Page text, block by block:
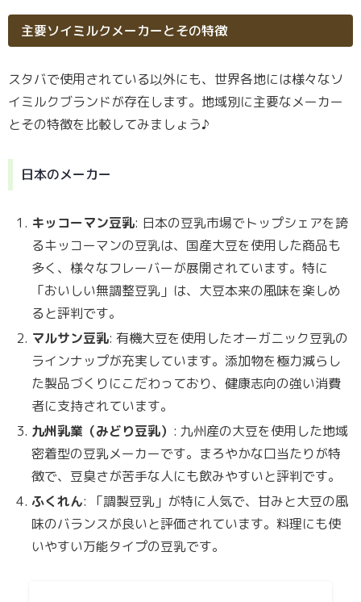
主要ソイミルクメーカーとその特徴
スタバで使用されている以外にも、世界各地には様々なソ
イミルクブランドが存在します。地域別に主要なメーカー
とその特徴を比較してみましょう♪
日本のメーカー
キッコーマン豆乳: 日本の豆乳市場でトップシェアを誇
るキッコーマンの豆乳は、国産大豆を使用した商品も
多く、様々なフレーバーが展開されています。特に
「おいしい無調整豆乳」は、大豆本来の風味を楽しめ
ると評判です。
マルサン豆乳: 有機大豆を使用したオーガニック豆乳の
ラインナップが充実しています。添加物を極力減らし
た製品づくりにこだわっており、健康志向の強い消費
者に支持されています。
九州乳業（みどり豆乳） : 九州産の大豆を使用した地域
密着型の豆乳メーカーです。まろやかな口当たりが特
徴で、豆臭さが苦手な人にも飲みやすいと評判です。
ふくれん: 「調製豆乳」が特に人気で、甘みと大豆の風
味のバランスが良いと評価されています。料理にも使
いやすい万能タイプの豆乳です。